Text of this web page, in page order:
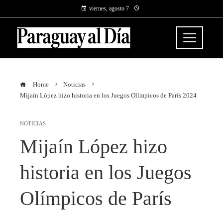
viernes, agosto 7
Home
Noticias
Mijaín López hizo historia en los Juegos Olímpicos de París 2024
NOTICIAS
Mijaín López hizo
historia en los Juegos
Olímpicos de París